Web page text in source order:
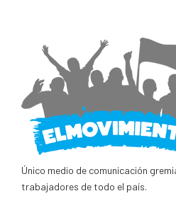
Único medio de comunicación
trabajadores de todo el país.